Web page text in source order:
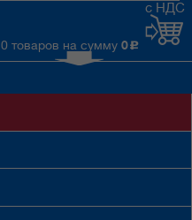
0 товаров на сумму 0 c
с НДС